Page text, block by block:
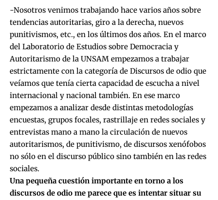
-Nosotros venimos trabajando hace varios años sobre
tendencias autoritarias, giro a la derecha, nuevos
punitivismos, etc., en los últimos dos años. En el marco
del Laboratorio de Estudios sobre Democracia y
Autoritarismo de la UNSAM empezamos a trabajar
estrictamente con la categoría de Discursos de odio que
veíamos que tenía cierta capacidad de escucha a nivel
internacional y nacional también. En ese marco
empezamos a analizar desde distintas metodologías
encuestas, grupos focales, rastrillaje en redes sociales y
entrevistas mano a mano la circulación de nuevos
autoritarismos, de punitivismo, de discursos xenófobos
no sólo en el discurso público sino también en las redes
sociales.
Una pequeña cuestión importante en torno a los
discursos de odio me parece que es intentar situar su